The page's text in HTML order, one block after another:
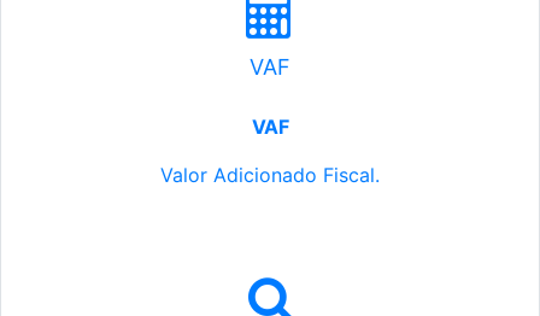
VAF
VAF
Valor Adicionado Fiscal.